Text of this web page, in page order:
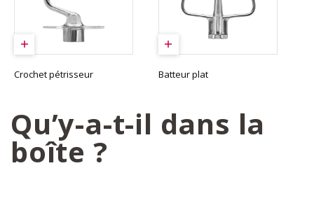
Crochet pétrisseur Batteur plat
Qu’y-a-t-il dans la
boîte ?